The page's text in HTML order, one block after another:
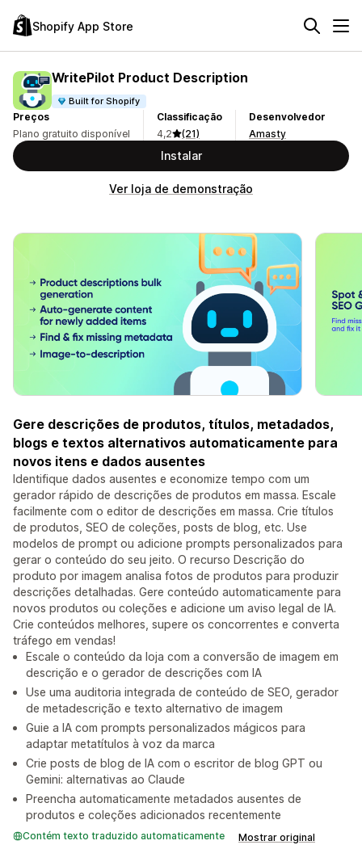
Shopify App Store
WritePilot Product Description
Built for Shopify
Preços
Plano gratuito disponível
Classificação
4,2
(21)
Desenvolvedor
Amasty
Instalar
Ver loja de demonstração
Gere descrições de produtos, títulos, metadados,
blogs e textos alternativos automaticamente para
novos itens e dados ausentes
Identifique dados ausentes e economize tempo com um
gerador rápido de descrições de produtos em massa. Escale
facilmente com o editor de descrições em massa. Crie títulos
de produtos, SEO de coleções, posts de blog, etc. Use
modelos de prompt ou adicione prompts personalizados para
gerar o conteúdo do seu jeito. O recurso Descrição do
produto por imagem analisa fotos de produtos para produzir
descrições detalhadas. Gere conteúdo automaticamente para
novos produtos ou coleções e adicione um aviso legal de IA.
Crie conteúdos melhores, supere os concorrentes e converta
tráfego em vendas!
Escale o conteúdo da loja com a conversão de imagem em
descrição e o gerador de descrições com IA
Use uma auditoria integrada de conteúdo de SEO, gerador
de metadescrição e texto alternativo de imagem
Guie a IA com prompts personalizados mágicos para
adaptar metatítulos à voz da marca
Crie posts de blog de IA com o escritor de blog GPT ou
Gemini: alternativas ao Claude
Preencha automaticamente metadados ausentes de
produtos e coleções adicionados recentemente
Contém texto traduzido automaticamente Mostrar original